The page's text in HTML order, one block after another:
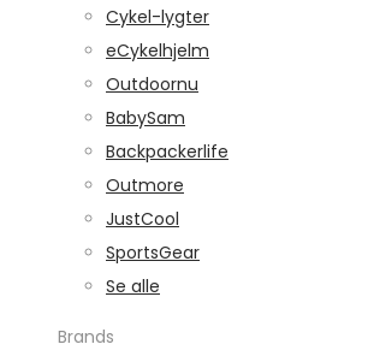
Cykel-lygter
eCykelhjelm
Outdoornu
BabySam
Backpackerlife
Outmore
JustCool
SportsGear
Se alle
Brands